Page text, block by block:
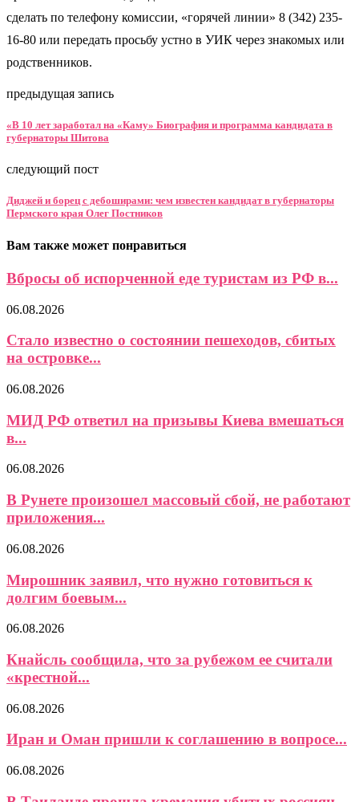
сделать по телефону комиссии, «горячей линии» 8 (342) 235-
16-80 или передать просьбу устно в УИК через знакомых или
родственников.
предыдущая запись
«В 10 лет заработал на «Каму» Биография и программа кандидата в
губернаторы Шитова
следующий пост
Диджей и борец с дебоширами: чем известен кандидат в губернаторы
Пермского края Олег Постников
Вам также может понравиться
Вбросы об испорченной еде туристам из РФ в...
06.08.2026
Стало известно о состоянии пешеходов, сбитых
на островке...
06.08.2026
МИД РФ ответил на призывы Киева вмешаться
в...
06.08.2026
В Рунете произошел массовый сбой, не работают
приложения...
06.08.2026
Мирошник заявил, что нужно готовиться к
долгим боевым...
06.08.2026
Кнайсль сообщила, что за рубежом ее считали
«крестной...
06.08.2026
Иран и Оман пришли к соглашению в вопросе...
06.08.2026